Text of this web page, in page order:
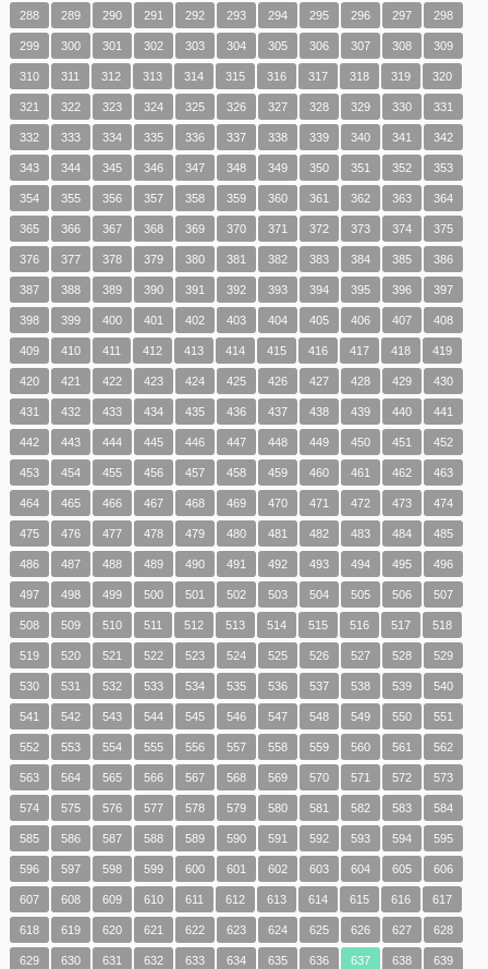
288 289 290 291 292 293 294 295 296 297 298
299 300 301 302 303 304 305 306 307 308 309
310 311 312 313 314 315 316 317 318 319 320
321 322 323 324 325 326 327 328 329 330 331
332 333 334 335 336 337 338 339 340 341 342
343 344 345 346 347 348 349 350 351 352 353
354 355 356 357 358 359 360 361 362 363 364
365 366 367 368 369 370 371 372 373 374 375
376 377 378 379 380 381 382 383 384 385 386
387 388 389 390 391 392 393 394 395 396 397
398 399 400 401 402 403 404 405 406 407 408
409 410 411 412 413 414 415 416 417 418 419
420 421 422 423 424 425 426 427 428 429 430
431 432 433 434 435 436 437 438 439 440 441
442 443 444 445 446 447 448 449 450 451 452
453 454 455 456 457 458 459 460 461 462 463
464 465 466 467 468 469 470 471 472 473 474
475 476 477 478 479 480 481 482 483 484 485
486 487 488 489 490 491 492 493 494 495 496
497 498 499 500 501 502 503 504 505 506 507
508 509 510 511 512 513 514 515 516 517 518
519 520 521 522 523 524 525 526 527 528 529
530 531 532 533 534 535 536 537 538 539 540
541 542 543 544 545 546 547 548 549 550 551
552 553 554 555 556 557 558 559 560 561 562
563 564 565 566 567 568 569 570 571 572 573
574 575 576 577 578 579 580 581 582 583 584
585 586 587 588 589 590 591 592 593 594 595
596 597 598 599 600 601 602 603 604 605 606
607 608 609 610 611 612 613 614 615 616 617
618 619 620 621 622 623 624 625 626 627 628
629 630 631 632 633 634 635 636 637 638 639